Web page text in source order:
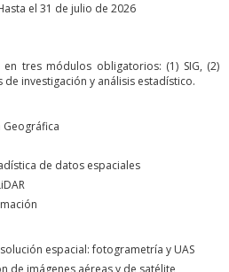
el 31 de julio de 2026
tres módulos obligatorios: (1) SIG, (2)
investigación y análisis estadístico.
Geográfica
de datos espaciales
espacial: fotogrametría y UAS